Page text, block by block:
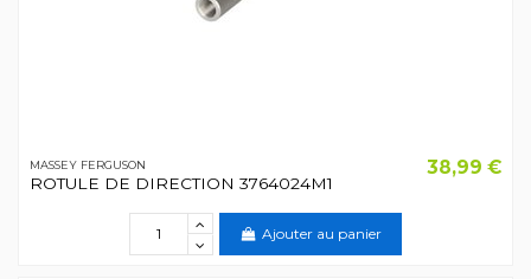
MASSEY FERGUSON
ROTULE DE DIRECTION 3764024M1
38,99 €
Ajouter au panier